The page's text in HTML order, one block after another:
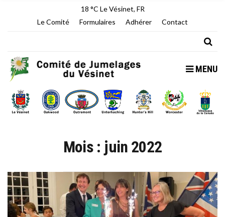
18 °C Le Vésinet, FR
Le Comité
Formulaires Adhérer Contact
MENU
Mois : juin 2022